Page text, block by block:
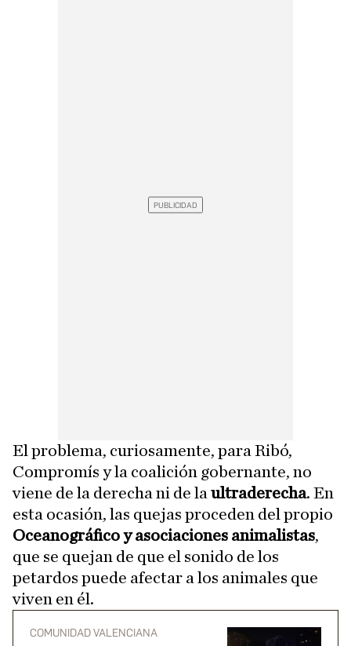
El problema, curiosamente, para Ribó,
Compromís y la coalición gobernante, no
viene de la derecha ni de la ultraderecha. En
esta ocasión, las quejas proceden del propio
Oceanográfico y asociaciones animalistas,
que se quejan de que el sonido de los
petardos puede afectar a los animales que
viven en él.
COMUNIDAD VALENCIANA